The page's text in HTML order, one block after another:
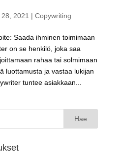
2021 | Copywriting
Saada ihminen toimimaan
on se henkilö, joka saa
rahaa tai solmimaan
luottamusta ja vastaa lukijan
tuntee asiakkaan...